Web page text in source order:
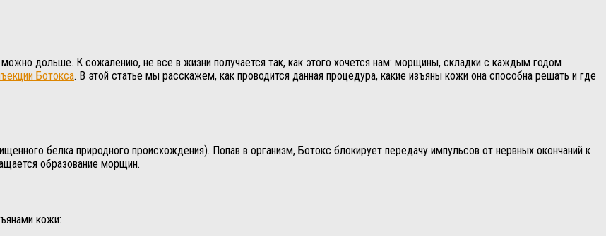
дольше. К сожалению, не все в жизни получается так, как этого хочется нам: морщины, складки с каждым годом
Ботокса. В этой статье мы расскажем, как проводится данная процедура, какие изъяны кожи она способна решать и где
белка природного происхождения). Попав в организм, Ботокс блокирует передачу импульсов от нервных окончаний к
образование морщин.
кожи: